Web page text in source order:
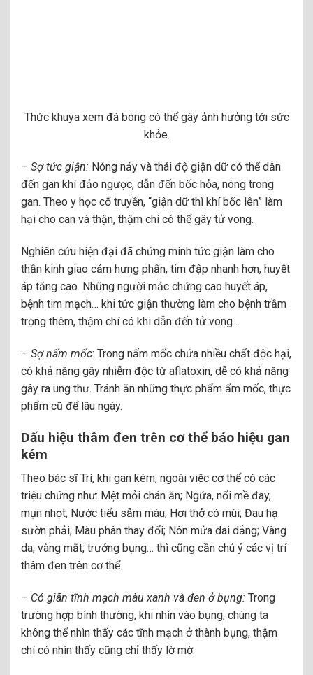
Thức khuya xem đá bóng có thể gây ảnh hưởng tới sức
khỏe.
– Sợ tức giận: Nóng nảy và thái độ giận dữ có thể dẫn
đến gan khí đảo ngược, dẫn đến bốc hỏa, nóng trong
gan. Theo y học cổ truyền, “giận dữ thì khí bốc lên” làm
hại cho can và thận, thậm chí có thể gây tử vong.
Nghiên cứu hiện đại đã chứng minh tức giận làm cho
thần kinh giao cảm hưng phấn, tim đập nhanh hơn, huyết
áp tăng cao. Những người mắc chứng cao huyết áp,
bệnh tim mạch… khi tức giận thường làm cho bệnh trầm
trọng thêm, thậm chí có khi dẫn đến tử vong…
– Sợ nấm mốc: Trong nấm mốc chứa nhiều chất độc hại,
có khả năng gây nhiễm độc từ aflatoxin, dễ có khả năng
gây ra ung thư. Tránh ăn những thực phẩm ẩm mốc, thực
phẩm cũ để lâu ngày.
Dấu hiệu thâm đen trên cơ thể báo hiệu gan
kém
Theo bác sĩ Trí, khi gan kém, ngoài việc cơ thể có các
triệu chứng như: Mệt mỏi chán ăn; Ngứa, nổi mề đay,
mụn nhọt; Nước tiểu sẫm màu; Hơi thở có mùi; Đau hạ
sườn phải; Màu phân thay đổi; Nôn mửa dai dẳng; Vàng
da, vàng mắt; trướng bụng… thì cũng cần chú ý các vị trí
thâm đen trên cơ thể.
– Có giãn tĩnh mạch màu xanh và đen ở bụng: Trong
trường hợp bình thường, khi nhìn vào bụng, chúng ta
không thể nhìn thấy các tĩnh mạch ở thành bụng, thậm
chí có nhìn thấy cũng chỉ thấy lờ mờ.